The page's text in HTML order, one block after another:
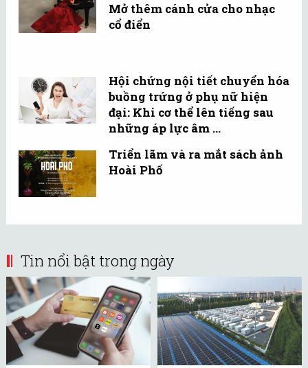
Mở thêm cánh cửa cho nhạc
cổ điển
Hội chứng nội tiết chuyển hóa
buồng trứng ở phụ nữ hiện
đại: Khi cơ thể lên tiếng sau
những áp lực âm ...
Triển lãm và ra mắt sách ảnh
Hoài Phố
Tin nổi bật trong ngày